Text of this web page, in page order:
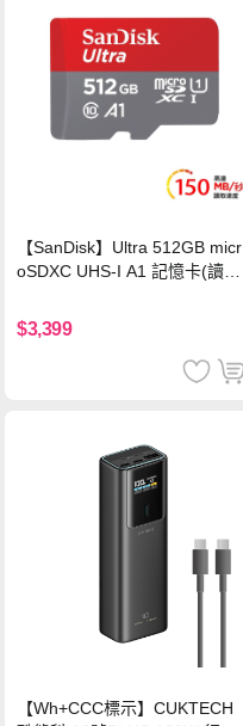
【SanDisk】Ultra 512GB micr
oSDXC UHS-I A1 記憶卡(讀取
$3,399
【Wh+CCC標示】CUKTECH